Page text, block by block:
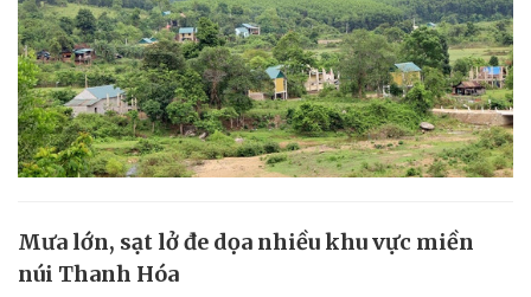
Mưa lớn, sạt lở đe dọa nhiều khu vực miền
núi Thanh Hóa